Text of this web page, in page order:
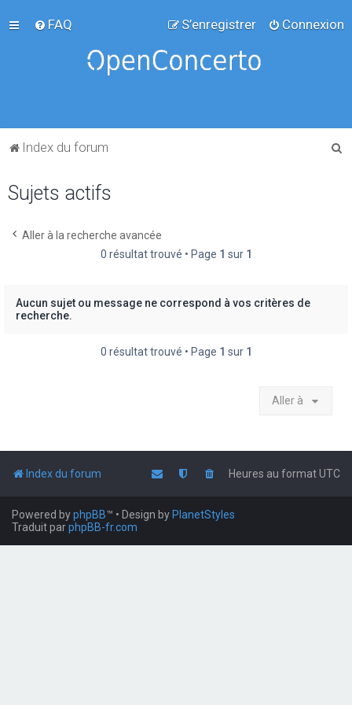
FAQ Connexion
S’enregistrer
Index du forum
Sujets actifs
Aller à la recherche avancée
0 résultat trouvé • Page 1 sur 1
Aucun sujet ou message ne correspond à vos critères de
recherche.
0 résultat trouvé • Page 1 sur 1
Aller à
Index du forum Heures au formatUTC
Powered byphpBB™ • Design by PlanetStyles
Traduit parphpBB-fr.com